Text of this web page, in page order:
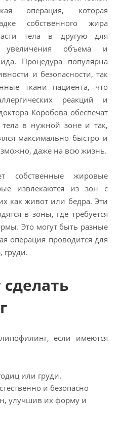
и дипломы
операция, которая
собственного жира
тела в другую для
увеличения объема и
Процедура популярна
и безопасности, так
ткани пациента, что
реакций и
Коробова обеспечат
тела в нужной зоне и так,
максимально быстро и
даже на всю жизнь.
собственные жировые
извлекаются из зон с
как живот или бедра. Эти
в зоны, где требуется
Это могут быть разные
операция проводится для
груди.
сделать
если имеются
или груди.
и безопасно
улучшив их форму и